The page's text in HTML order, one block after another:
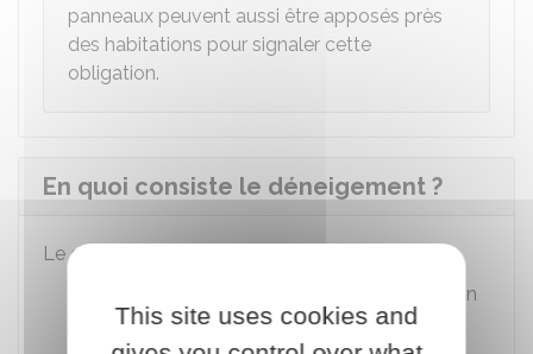
panneaux peuvent aussi être apposés près
des habitations pour signaler cette
obligation.
En quoi consiste le déneigement ?
Le déneigement consiste notamment à :
Retirer la neige situé devant votre maison
ou immeuble
This site uses cookies and